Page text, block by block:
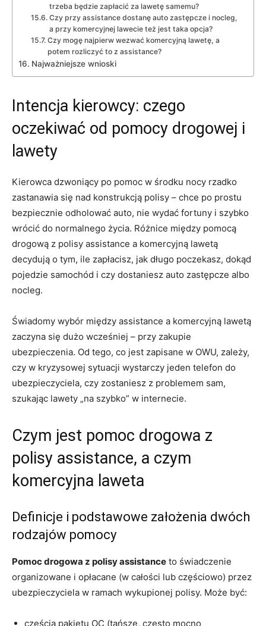
trzeba będzie zapłacić za lawetę samemu?
Czy przy assistance dostanę auto zastępcze i nocleg,
a przy komercyjnej lawecie też jest taka opcja?
Czy mogę najpierw wezwać komercyjną lawetę, a
potem rozliczyć to z assistance?
Najważniejsze wnioski
Intencja kierowcy: czego
oczekiwać od pomocy drogowej i
lawety
Kierowca dzwoniący po pomoc w środku nocy rzadko
zastanawia się nad konstrukcją polisy – chce po prostu
bezpiecznie odholować auto, nie wydać fortuny i szybko
wrócić do normalnego życia. Różnice między pomocą
drogową z polisy assistance a komercyjną lawetą
decydują o tym, ile zapłacisz, jak długo poczekasz, dokąd
pojedzie samochód i czy dostaniesz auto zastępcze albo
nocleg.
Świadomy wybór między assistance a komercyjną lawetą
zaczyna się dużo wcześniej – przy zakupie
ubezpieczenia. Od tego, co jest zapisane w OWU, zależy,
czy w kryzysowej sytuacji wystarczy jeden telefon do
ubezpieczyciela, czy zostaniesz z problemem sam,
szukając lawety „na szybko” w internecie.
Czym jest pomoc drogowa z
polisy assistance, a czym
komercyjna laweta
Definicje i podstawowe założenia dwóch
rodzajów pomocy
Pomoc drogowa z polisy assistance to świadczenie
organizowane i opłacane (w całości lub częściowo) przez
ubezpieczyciela w ramach wykupionej polisy. Może być:
częścią pakietu OC (tańsze, często mocno